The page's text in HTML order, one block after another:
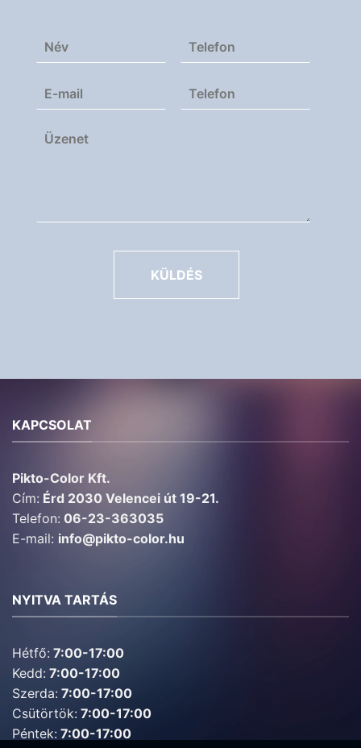
KÜLDÉS
KAPCSOLAT
Pikto-Color Kft.
Cím: Érd 2030 Velencei út 19-21.
Telefon: 06-23-363035
E-mail: info@pikto-color.hu
NYITVA TARTÁS
Hétfő: 7:00-17:00
Kedd: 7:00-17:00
Szerda: 7:00-17:00
Csütörtök: 7:00-17:00
Péntek: 7:00-17:00